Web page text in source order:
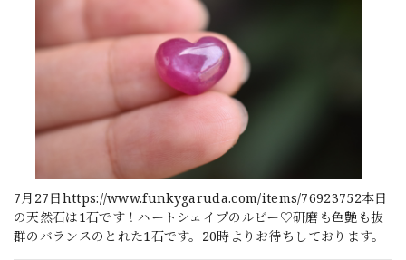
7月27日https://www.funkygaruda.com/items/76923752本日
の天然石は1石です！ハートシェイプのルビー♡研磨も色艶も抜
群のバランスのとれた1石です。20時よりお待ちしております。